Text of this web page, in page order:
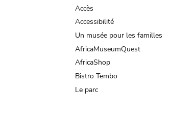
Accès
Accessibilité
Un musée pour les familles
AfricaMuseumQuest
AfricaShop
Bistro Tembo
Le parc